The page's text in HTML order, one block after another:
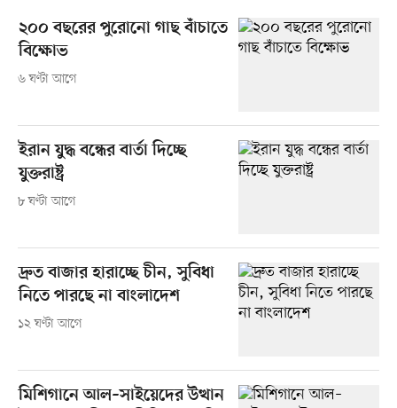
২০০ বছরের পুরোনো গাছ বাঁচাতে
বিক্ষোভ
৬ ঘণ্টা আগে
ইরান যুদ্ধ বন্ধের বার্তা দিচ্ছে
যুক্তরাষ্ট্র
৮ ঘণ্টা আগে
দ্রুত বাজার হারাচ্ছে চীন, সুবিধা
নিতে পারছে না বাংলাদেশ
১২ ঘণ্টা আগে
মিশিগানে আল–সাইয়েদের উত্থান